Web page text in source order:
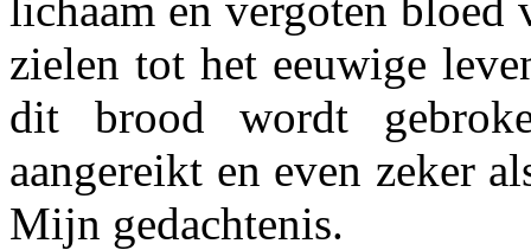
zielen tot het eeuwige
dit brood wordt
aangereikt en even zeker
Mijn gedachtenis.